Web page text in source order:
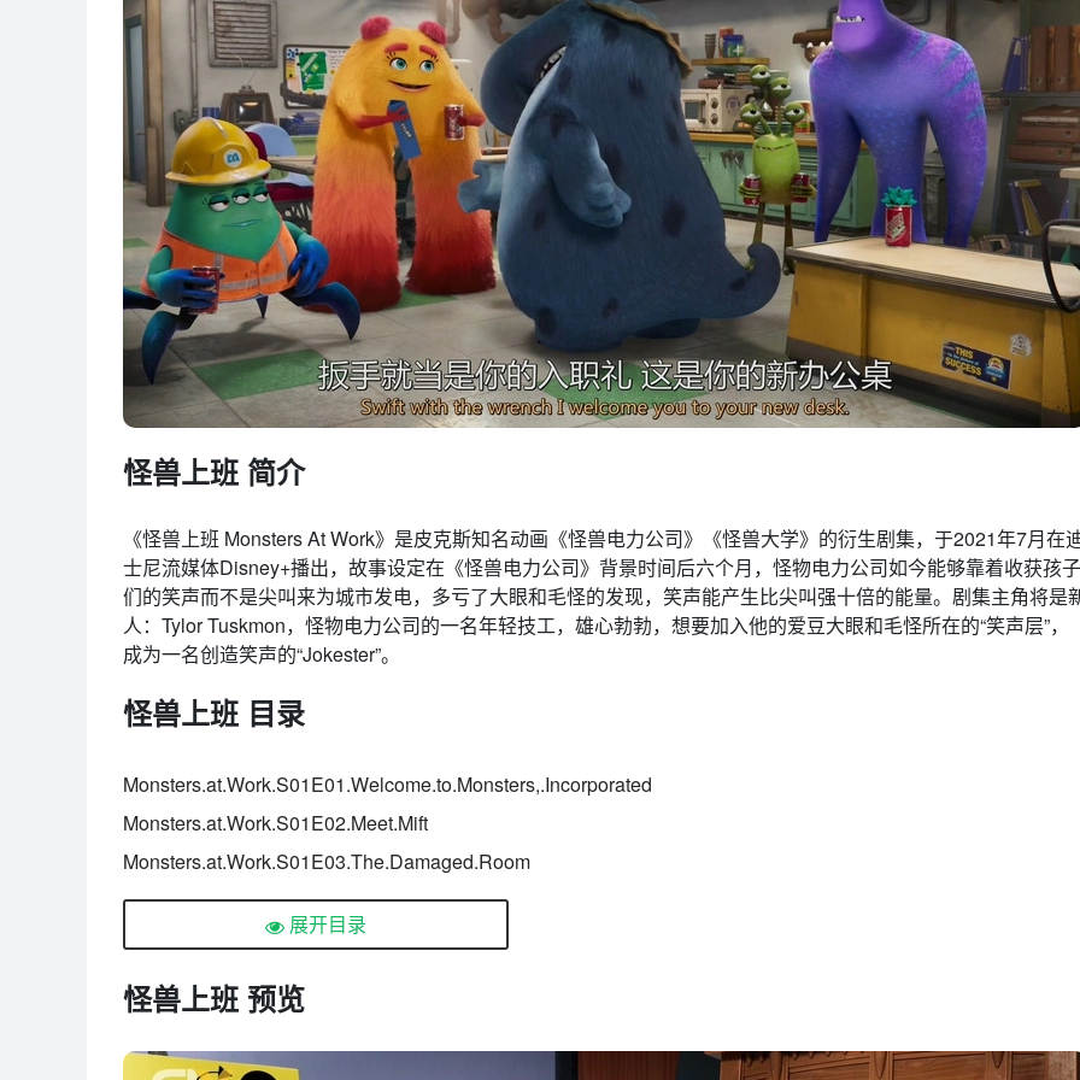
怪兽上班 简介
《怪兽上班 Monsters At Work》是皮克斯知名动画《怪兽电力公司》《怪兽大学》的衍生剧集，于2021年7月在
士尼流媒体Disney+播出，故事设定在《怪兽电力公司》背景时间后六个月，怪物电力公司如今能够靠着收获孩子
们的笑声而不是尖叫来为城市发电，多亏了大眼和毛怪的发现，笑声能产生比尖叫强十倍的能量。剧集主角将是
人：Tylor Tuskmon，怪物电力公司的一名年轻技工，雄心勃勃，想要加入他的爱豆大眼和毛怪所在的“笑声层”，
成为一名创造笑声的“Jokester”。
怪兽上班 目录
Monsters.at.Work.S01E01.Welcome.to.Monsters,.Incorporated
Monsters.at.Work.S01E02.Meet.Mift
Monsters.at.Work.S01E03.The.Damaged.Room
Monsters.at.Work.S01E04.The.Big.Wazowskis
Monsters.at.Work.S01E05.The.Cover.Up
Monsters.at.Work.S01E07.Adorable.Returns
Monsters.at.Work.S01E08.Little.Monsters
展开目录
怪兽上班 预览